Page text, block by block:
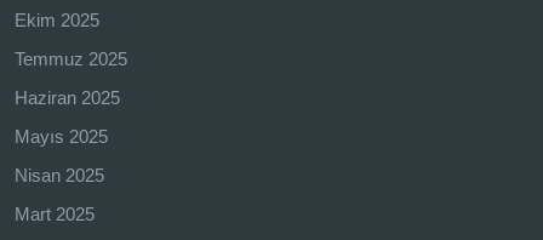
Ekim 2025
Temmuz 2025
Haziran 2025
Mayıs 2025
Nisan 2025
Mart 2025